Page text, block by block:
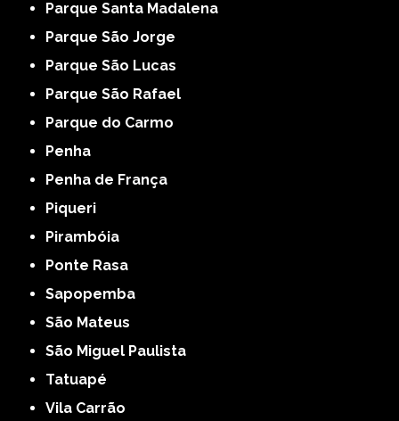
Parque Santa Madalena
Parque São Jorge
Parque São Lucas
Parque São Rafael
Parque do Carmo
Penha
Penha de França
Piqueri
Pirambóia
Ponte Rasa
Sapopemba
São Mateus
São Miguel Paulista
Tatuapé
Vila Carrão